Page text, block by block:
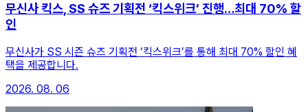
무신사 킥스, SS 슈즈 기획전 ‘킥스위크’ 진행…최대 70% 할
인
무신사가 SS 시즌 슈즈 기획전 ‘킥스위크’를 통해 최대 70% 할인 혜
택을 제공합니다.
2026. 08. 06